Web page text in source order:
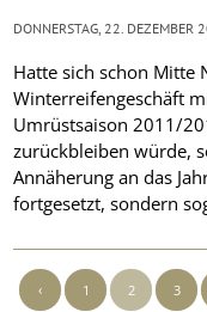
Hatte sich schon Mitte
Winterreifengeschäft
Umrüstsaison 2011/
zurückbleiben würde,
Annäherung an das
fortgesetzt, sondern
DONNERSTAG, 22. DEZEMBER
‹ 1 2 3